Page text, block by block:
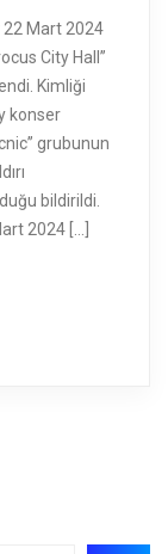
22 Mart 2024
City Hall’’
Kimliği
konser
grubunun
bildirildi.
2024 […]